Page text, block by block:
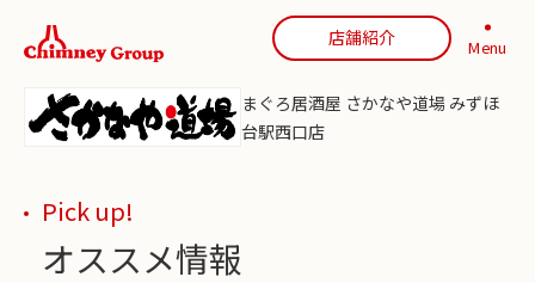
店舗紹介 Menu
まぐろ居酒屋 さかなや道場 みずほ
台駅西口店
Pick up!
オススメ情報